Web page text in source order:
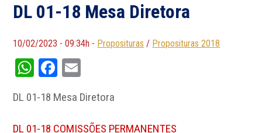
DL 01-18 Mesa Diretora
10/02/2023 - 09:34h - Proposituras / Proposituras 2018
WhatsApp
Facebook
DL 01-18 Mesa Diretora
DL 01-18 COMISSÕES PERMANENTES